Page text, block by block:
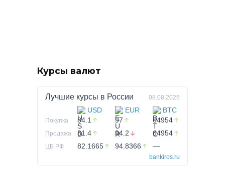
Курсы валют
Лучшие курсы в России 08.08.2026
USD EUR BTC
Покупка 84.1 97 64954
Продажа 81.4 94.2 64954
ЦБ РФ 82.1665 94.8366 —
bankiros.ru